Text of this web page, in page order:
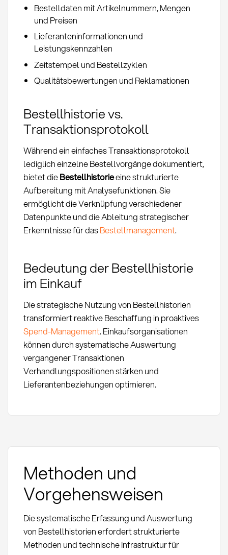
Bestelldaten mit Artikelnummern, Mengen
und Preisen
Lieferanteninformationen und
Leistungskennzahlen
Zeitstempel und Bestellzyklen
Qualitätsbewertungen und Reklamationen
Bestellhistorie vs.
Transaktionsprotokoll
Während ein einfaches Transaktionsprotokoll
lediglich einzelne Bestellvorgänge dokumentiert,
bietet dieBestellhistorieeine strukturierte
Aufbereitung mit Analysefunktionen. Sie
ermöglicht die Verknüpfung verschiedener
Datenpunkte und die Ableitung strategischer
Erkenntnisse für dasBestellmanagement.
Bedeutung der Bestellhistorie
im Einkauf
Die strategische Nutzung von Bestellhistorien
transformiert reaktive Beschaffung in proaktives
Spend-Management. Einkaufsorganisationen
können durch systematische Auswertung
vergangener Transaktionen
Verhandlungspositionen stärken und
Lieferantenbeziehungen optimieren.
Methoden und
Vorgehensweisen
Die systematische Erfassung und Auswertung
von Bestellhistorien erfordert strukturierte
Methoden und technische Infrastruktur für